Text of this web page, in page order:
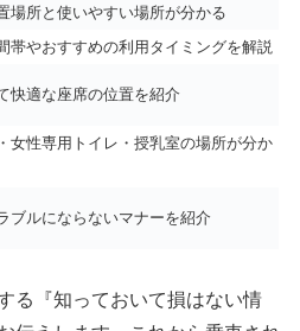
場所と使いやすい場所が分かる
帯やおすすめの利用タイミングを解説
快適な座席の位置を紹介
女性専用トイレ・授乳室の場所が分か
ブルにならないマナーを紹介
る『知っておいて損はない情